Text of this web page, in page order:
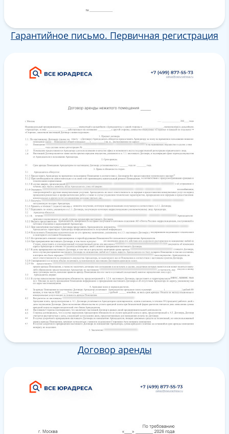
Гарантийное письмо. Первичная регистрация
Договор аренды